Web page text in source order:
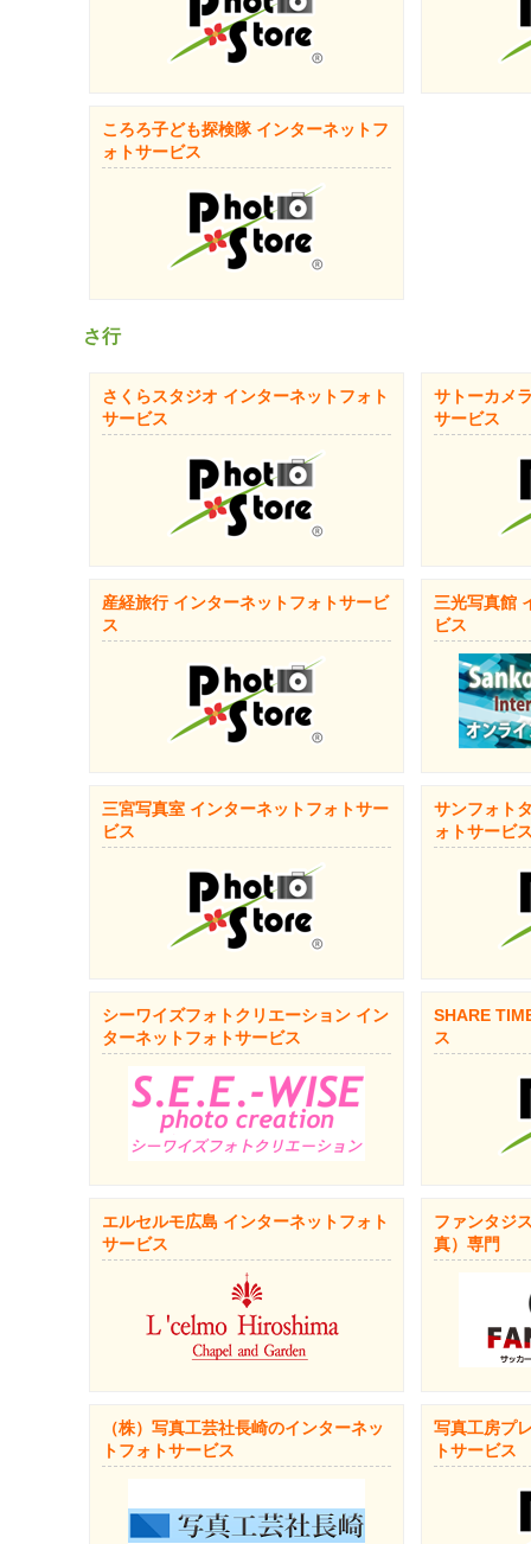
ころろ子ども探検隊 インターネットフ
ォトサービス
さ行
さくらスタジオ インターネットフォト
サービス
サトーカメ
サービス
産経旅行 インターネットフォトサービ
ス
三光写真館
ビス
三宮写真室 インターネットフォトサー
ビス
サンフォト
ォトサービ
シーワイズフォトクリエーション イン
ターネットフォトサービス
SHARE
ス
エルセルモ広島 インターネットフォト
サービス
ファンタジ
真）専門
（株）写真工芸社長崎のインターネッ
トフォトサービス
写真工房プ
トサービス